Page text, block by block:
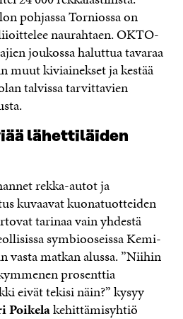
pohjassa Torniossa on
naurahtaen. OKTO-
joukossa haluttua tavaraa
muut kiviainekset ja kestää
talvissa tarvittavien
lähettiläiden
rekka-autot ja
kuvaavat kuonatuotteiden
tarinaa vain yhdestä
symbiooseissa Kemi-
vasta matkan alussa. ”Niihin
prosenttia
eivät tekisi näin?” kysyy
Poikelakehittämisyhtiö